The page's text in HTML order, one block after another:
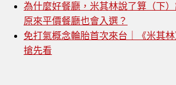
為什麼好餐廳，米其林說了算（下
原來平價餐廳也會入選？
免打氣概念輪胎首次來台｜《米其
搶先看